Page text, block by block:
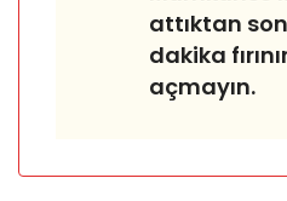
attıktan
dakika
açmayın.